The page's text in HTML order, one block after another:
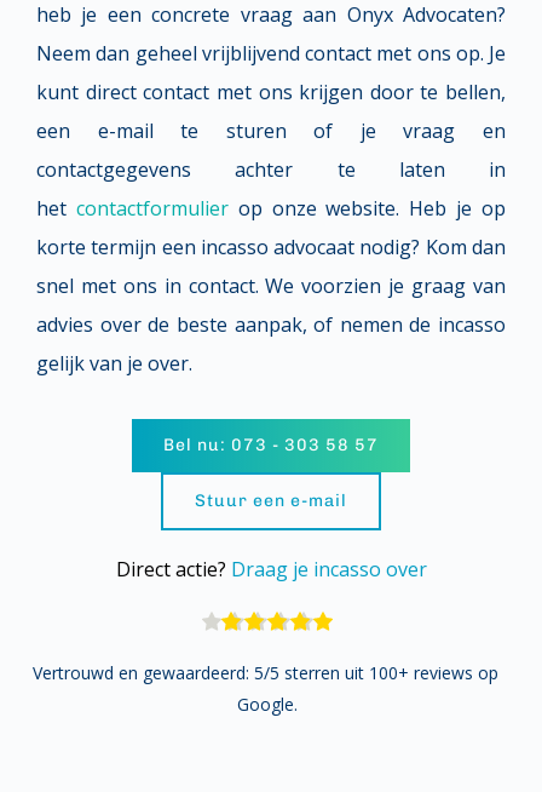
heb je een concrete vraag aan Onyx Advocaten?
Neem dan geheel vrijblijvend contact met ons op. Je
kunt direct contact met ons krijgen door te bellen,
een e-mail te sturen of je vraag en
contactgegevens achter te laten in
het contactformulier op onze website. Heb je op
korte termijn een incasso advocaat nodig? Kom dan
snel met ons in contact. We voorzien je graag van
advies over de beste aanpak, of nemen de incasso
gelijk van je over.
Bel nu: 073 - 303 58 57
Stuur een e-mail
Direct actie? Draag je incasso over
Vertrouwd en gewaardeerd: 5/5 sterren uit 100+ reviews op
Google.